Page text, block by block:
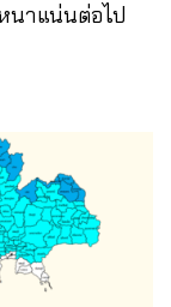
นาแน่นต่อไป